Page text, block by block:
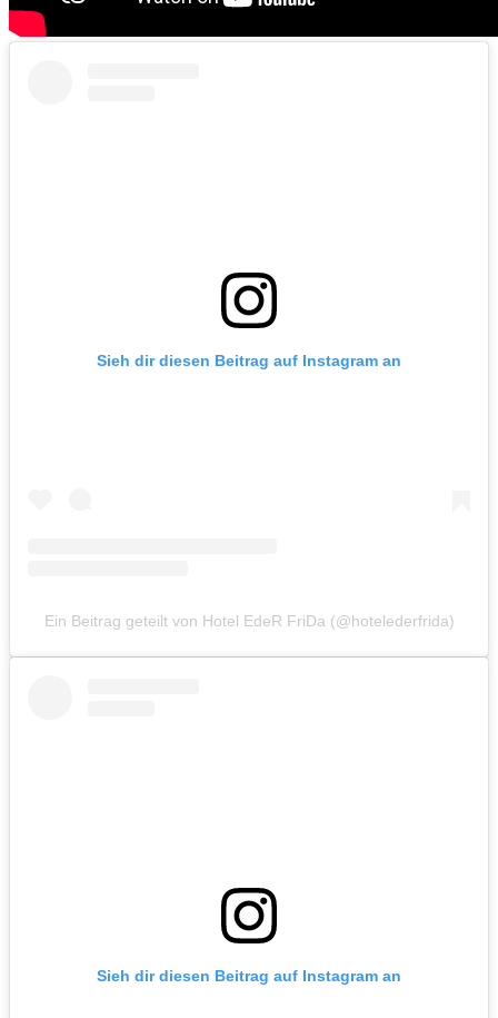
Sieh dir diesen Beitrag auf Instagram an
Ein Beitrag geteilt von Hotel EdeR FriDa (@hotelederfrida)
Sieh dir diesen Beitrag auf Instagram an